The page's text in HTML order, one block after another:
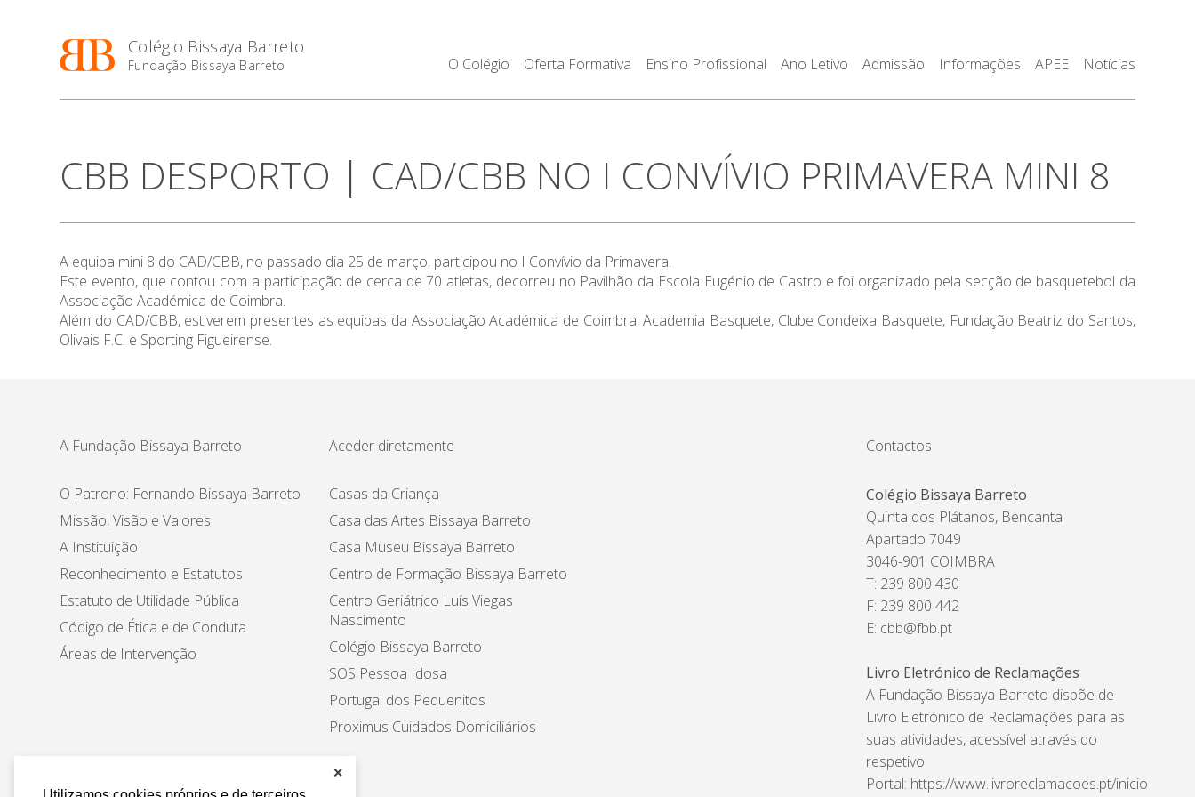
✕
Colégio Bissaya Barreto
Fundação Bissaya Barreto O Colégio Oferta Formativa Ensino Profissional Ano Letivo Admissão Informações APEE Notícias
CBB DESPORTO | CAD/CBB NO I CONVÍVIO PRIMAVERA MINI 8
A equipa mini 8 do CAD/CBB, no passado dia 25 de março, participou no I Convívio da Primavera.
Este evento, que contou com a participação de cerca de 70 atletas, decorreu no Pavilhão da Escola Eugénio de Castro e foi organizado pela secção de basquetebol da
Associação Académica de Coimbra.
Além do CAD/CBB, estiverem presentes as equipas da Associação Académica de Coimbra, Academia Basquete, Clube Condeixa Basquete, Fundação Beatriz do Santos,
Olivais F.C. e Sporting Figueirense.
A Fundação Bissaya Barreto
O Patrono: Fernando Bissaya Barreto
Missão, Visão e Valores
A Instituição
Reconhecimento e Estatutos
Estatuto de Utilidade Pública
Código de Ética e de Conduta
Áreas de Intervenção
Aceder diretamente
Casas da Criança
Casa das Artes Bissaya Barreto
Casa Museu Bissaya Barreto
Centro de Formação Bissaya Barreto
Centro Geriátrico Luís Viegas
Nascimento
Colégio Bissaya Barreto
SOS Pessoa Idosa
Portugal dos Pequenitos
Proximus Cuidados Domiciliários
Contactos
Colégio Bissaya Barreto
Quinta dos Plátanos, Bencanta
Apartado 7049
3046-901 COIMBRA
T: 239 800 430
F: 239 800 442
E: cbb@fbb.pt
Livro Eletrónico de Reclamações
A Fundação Bissaya Barreto dispõe de
Livro Eletrónico de Reclamações para as
suas atividades, acessível através do
respetivo
Portal: https://www.livroreclamacoes.pt/inicio